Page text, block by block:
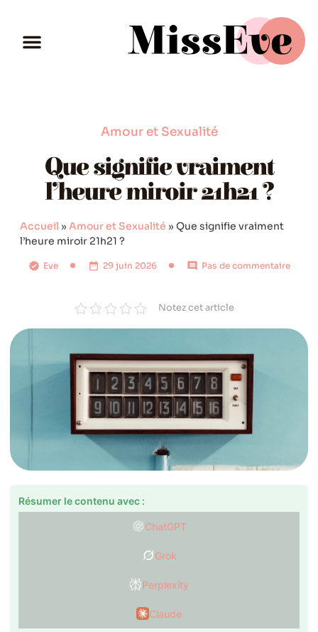
Amour et Sexualité
Que signifie vraiment
l’heure miroir 21h21 ?
Accueil » Amour et Sexualité » Que signifie vraiment
l’heure miroir 21h21 ?
Eve 29 juin 2026 Pas de commentaire
Notez cet article
Résumer le contenu avec :
ChatGPT
Grok
Perplexity
Claude